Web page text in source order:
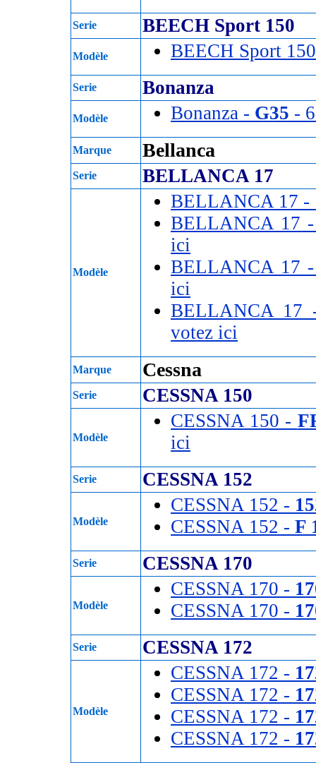
Serie BEECH Sport 150
Modèle BEECH Sport
Serie Bonanza
Modèle Bonanza - G35 -
Marque Bellanca
Serie BELLANCA 17
Modèle
BELLANCA 17 -
BELLANCA 17
ici
BELLANCA 17
ici
BELLANCA
votez ici
Marque Cessna
Serie CESSNA 150
Modèle
CESSNA 150 -
ici
Serie CESSNA 152
Modèle
CESSNA 152 -
CESSNA 152 - F
Serie CESSNA 170
Modèle
CESSNA 170 -
CESSNA 170 -
Serie CESSNA 172
Modèle
CESSNA 172 -
CESSNA 172 -
CESSNA 172 -
CESSNA 172 -